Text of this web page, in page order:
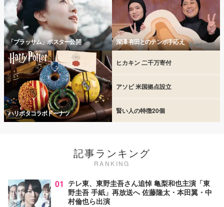
「ブラッサム」ポスター公開 深澤 有田とのテンポ手応え
ハリポタコラボドーナツ
ヒカキン 二千万寄付
アソビ 米国拠点設立
賢い人の特徴20個
記事ランキング
RANKING
01 テレ東、東野圭吾さん追悼 亀梨和也主演「東
野圭吾 手紙」再放送へ 佐藤隆太・本田翼・中
村倫也ら出演